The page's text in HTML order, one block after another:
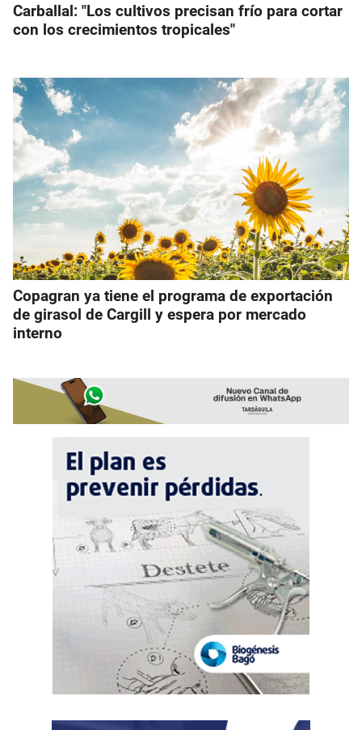
Carballal: "Los cultivos precisan frío para cortar
con los crecimientos tropicales"
Copagran ya tiene el programa de exportación
de girasol de Cargill y espera por mercado
interno